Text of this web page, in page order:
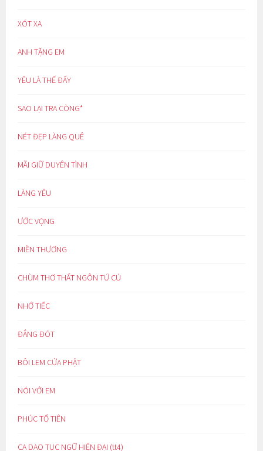
XÓT XA
ANH TẶNG EM
YÊU LÀ THẾ ĐẤY
SAO LẠI TRA CÒNG*
NÉT ĐẸP LÀNG QUÊ
MÃI GIỮ DUYÊN TÌNH
LÀNG YÊU
ƯỚC VỌNG
MIỀN THƯƠNG
CHÙM THƠ THẤT NGÔN TỨ CÚ
NHỚ TIẾC
ĐẮNG ĐÓT
BÔI LEM CỬA PHẬT
NÓI VỚI EM
PHÚC TỔ TIÊN
CA DAO TỤC NGỮ HIỆN ĐẠI (tt4)